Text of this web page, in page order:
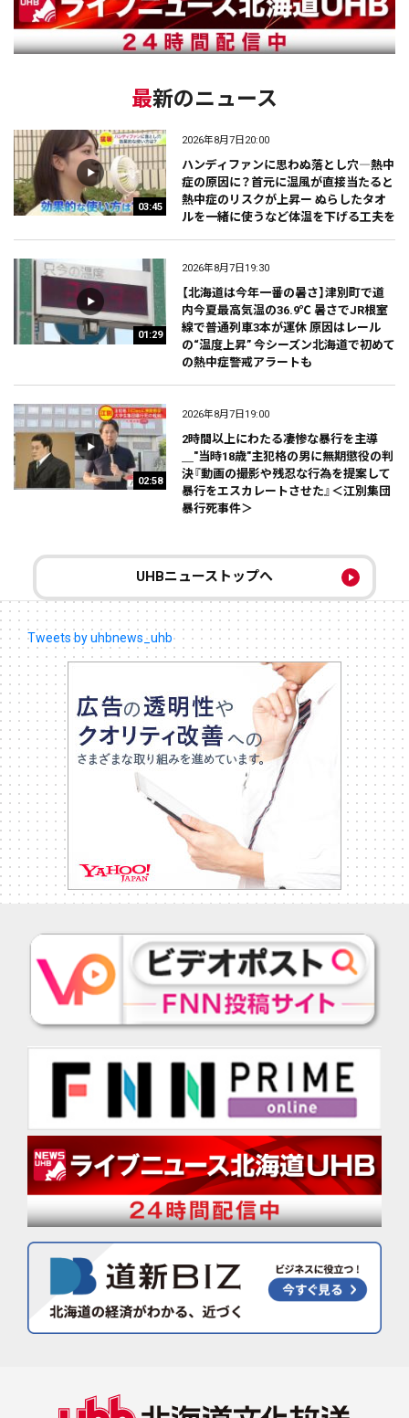
最新のニュース
03:45
2026年8月7日20:00
ハンディファンに思わぬ落とし穴―熱中
症の原因に？首元に温風が直接当たると
熱中症のリスクが上昇ー ぬらしたタオ
ルを一緒に使うなど体温を下げる工夫を
01:29
2026年8月7日19:30
【北海道は今年一番の暑さ】津別町で道
内今夏最高気温の36.9℃ 暑さでJR根室
線で普通列車3本が運休 原因はレール
の“温度上昇” 今シーズン北海道で初めて
の熱中症警戒アラートも
02:58
2026年8月7日19:00
2時間以上にわたる凄惨な暴行を主導
＿"当時18歳"主犯格の男に無期懲役の判
決『動画の撮影や残忍な行為を提案して
暴行をエスカレートさせた』＜江別集団
暴行死事件＞
UHBニューストップへ
Tweets by uhbnews_uhb